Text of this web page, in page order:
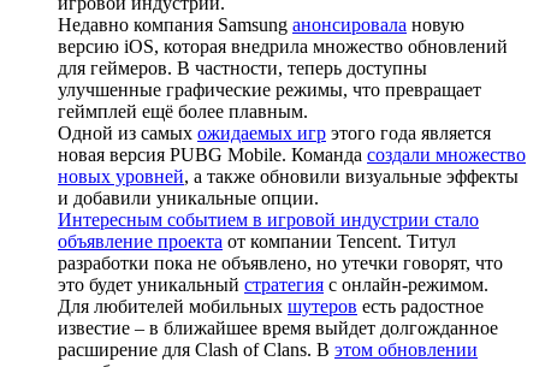
Недавно компания Samsung анонсировала новую
версию iOS, которая внедрила множество обновлений
для геймеров. В частности, теперь доступны
улучшенные графические режимы, что превращает
геймплей ещё более плавным.
Одной из самых ожидаемых игр этого года является
новая версия PUBG Mobile. Команда создали множество
новых уровней, а также обновили визуальные эффекты
и добавили уникальные опции.
Интересным событием в игровой индустрии стало
объявление проекта от компании Tencent. Титул
разработки пока не объявлено, но утечки говорят, что
это будет уникальный стратегия с онлайн-режимом.
Для любителей мобильных шутеров есть радостное
известие – в ближайшее время выйдет долгожданное
расширение для Clash of Clans. В этом обновлении